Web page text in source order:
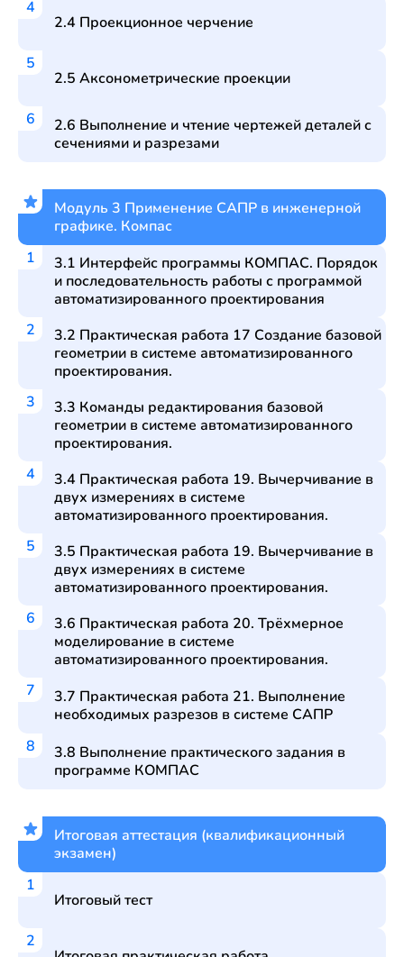
2.4 Проекционное черчение
2.5 Аксонометрические проекции
2.6 Выполнение и чтение чертежей деталей с
сечениями и разрезами
Модуль 3 Применение САПР в инженерной
графике. Компас
3.1 Интерфейс программы КОМПАС. Порядок
и последовательность работы с программой
автоматизированного проектирования
3.2 Практическая работа 17 Создание базовой
геометрии в системе автоматизированного
проектирования.
3.3 Команды редактирования базовой
геометрии в системе автоматизированного
проектирования.
3.4 Практическая работа 19. Вычерчивание в
двух измерениях в системе
автоматизированного проектирования.
3.5 Практическая работа 19. Вычерчивание в
двух измерениях в системе
автоматизированного проектирования.
3.6 Практическая работа 20. Трёхмерное
моделирование в системе
автоматизированного проектирования.
3.7 Практическая работа 21. Выполнение
необходимых разрезов в системе САПР
3.8 Выполнение практического задания в
программе КОМПАС
Итоговая аттестация (квалификационный
экзамен)
Итоговый тест